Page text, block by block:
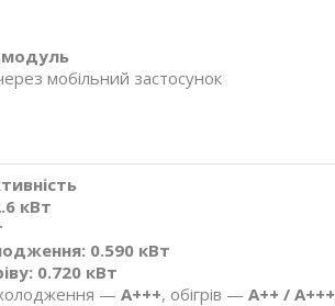
модуль
мобільний застосунок
кВт
0.590 кВт
0.720 кВт
— A+++, обігрів — A++ / A+++